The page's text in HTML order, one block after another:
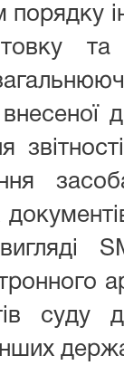
суду